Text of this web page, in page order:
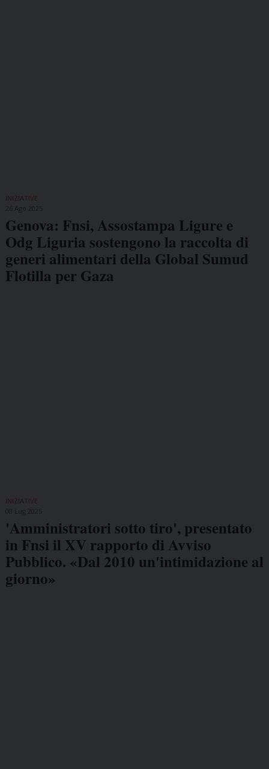
INIZIATIVE
Genova: Fnsi, Assostampa Ligure e
Odg Liguria sostengono la raccolta di
generi alimentari della Global Sumud
Flotilla per Gaza
INIZIATIVE
'Amministratori sotto tiro', presentato
in Fnsi il XV rapporto di Avviso
Pubblico. «Dal 2010 un'intimidazione al
giorno»